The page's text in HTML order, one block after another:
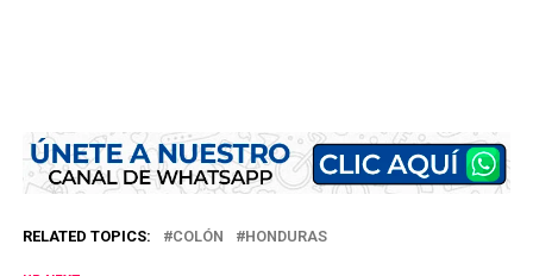
RELATED TOPICS: COLÓN HONDURAS